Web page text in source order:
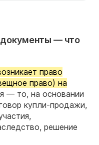
— что
право
право) на
— то, на основании
купли-продажи,
решение